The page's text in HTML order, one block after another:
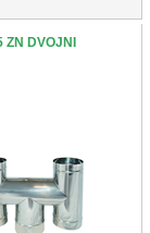
ZN DVOJNI